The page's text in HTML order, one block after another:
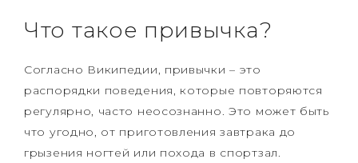
Что такое привычка?
Согласно Википедии, привычки – это
распорядки поведения, которые повторяются
регулярно, часто неосознанно. Это может быть
что угодно, от приготовления завтрака до
грызения ногтей или похода в спортзал.